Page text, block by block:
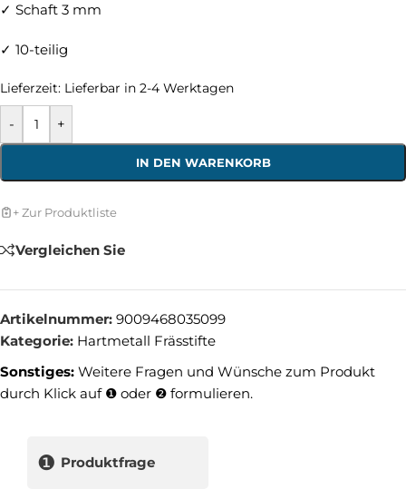
✓ Schaft 3 mm
✓ 10-teilig
Lieferzeit: Lieferbar in 2-4 Werktagen
- +
IN DEN WARENKORB
+ Zur Produktliste
Vergleichen Sie
Artikelnummer: 9009468035099
Kategorie: Hartmetall Frässtifte
Sonstiges: Weitere Fragen und Wünsche zum Produkt
durch Klick auf ❶ oder ❷ formulieren.
❶ Produktfrage